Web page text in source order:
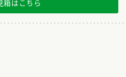
箱はこちら